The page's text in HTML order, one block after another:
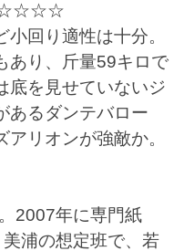
☆☆☆☆
回り適性は十分。
あり、斤量59キロで
底を見せていないジ
あるダンテバロー
リオンが強敵か。
2007年に専門紙
美浦の想定班で、若